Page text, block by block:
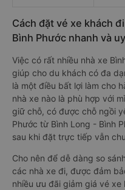
Cách đặt vé xe khách
Bình Phước nhanh và
Việc có rất nhiều nhà xe
giúp cho du khách có đa
là một điều bất lợi làm cho
nhà xe nào là phù hợp với
giữ chỗ, có được chỗ ngồi
Phước từ Bình Long - Bình
sau khi đặt trực tiếp vẫn
Cho nên để dễ dàng so
các nhà xe đi, được đảm
nhiều ưu đãi giảm giá vé xe